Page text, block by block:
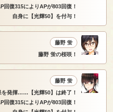
回復315によりAPが803回復！
自身に【光輝50】を付与！
藤野 蛍
藤野 蛍の桜咲！
藤野 蛍
を発揮……【光輝50】は終了！
回復315によりAPが803回復！